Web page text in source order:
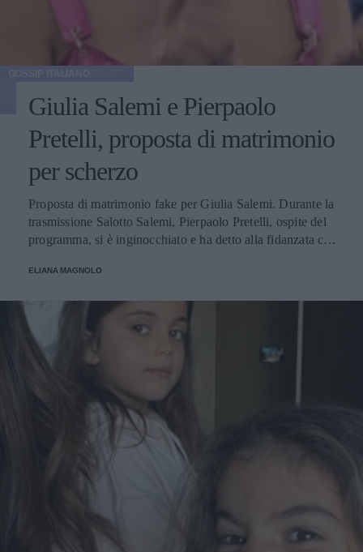
Giulia Salemi e Pierpaolo
Pretelli, proposta di matrimonio
per scherzo
Proposta di matrimonio fake per Giulia Salemi. Durante la
trasmissione Salotto Salemi, Pierpaolo Pretelli, ospite del
programma, si è inginocchiato e ha detto alla fidanzata che
cena con lui!
ELIANA MAGNOLO